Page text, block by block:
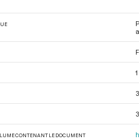
1
CONTENANT LE DOCUMENT